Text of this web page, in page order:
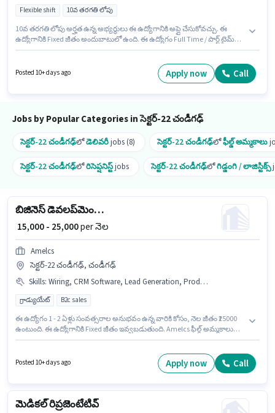
Flexible shift 10వ తరగతి లోపు
10వ తరగతి లోపు అర్హత ఉన్న అభ్యర్థులు ఈ ఉద్యోగానికి అప్లై చేసుకోవచ్చు. ఈ
ఉద్యోగానికి Fixed జీతం అందుబాటులో ఉంది. ఈ ఉద్యోగం Full Time / పార్ట్ టైమ్
జరుగుతోంది. ఈ ఖాళీ సెక్టర్-22 చండీగఢ్, చండీగఢ్ లో ఉంది. ఈ ఉద్యోగం 0 - 6 ఏళ్లు
సంవత్సరాల అనుభవం ఉన్న వారికి కోసం అనుకూలంగా ఉంటుంది. మీరు నెలకు
Posted 10+ days ago Apply now Call
Jobs by Popular Categories in సెక్టర్-22 చండీగఢ్
సెక్టర్-22 చండీగఢ్లోడెలివరీjobs (8) సెక్టర్-22 చండీగఢ్లోఫీల్డ్ అమ్మకాలు
సెక్టర్-22 చండీగఢ్లోరిసెప్షనిస్ట్jobs సెక్టర్-22 చండీగఢ్లోగిడ్డంగి / లాజిస్టిక్స్
బిజినెస్ డెవలప్‌మెంట్ మేనేజర్
₹ 15,000 - 25,000per నెల
Amelcs
సెక్టర్-22 చండీగఢ్, చండీగఢ్
Skills: Wiring, CRM Software, Lead Generation, Product Demo, Area Knowledge
గ్రాడ్యుయేట్ B2c sales
ఈ ఉద్యోగం 1 - 2 ఏళ్లు సంవత్సరాల అనుభవం ఉన్న వారికి కోసం, నెల జీతం ₹25000
ఉంటుంది. ఈ ఉద్యోగానికి Fixed జీతం ఇవ్వబడుతుంది. Amelcs ఫీల్డ్ అమ్మకాలు
ఆధారపడి ఇప్పించబడతాయి. ఈ ఖాళీ సెక్టర్-22 చండీగఢ్, చండీగఢ్ లో ఉంది. ఈ
ఉద్యోగానికి అర్హత పొందేందుకు అభ్యర్థికి Lead Generation, Product Demo,
Posted 10+ days ago Apply now Call
మెడికల్ రిప్రజెంటేటివ్